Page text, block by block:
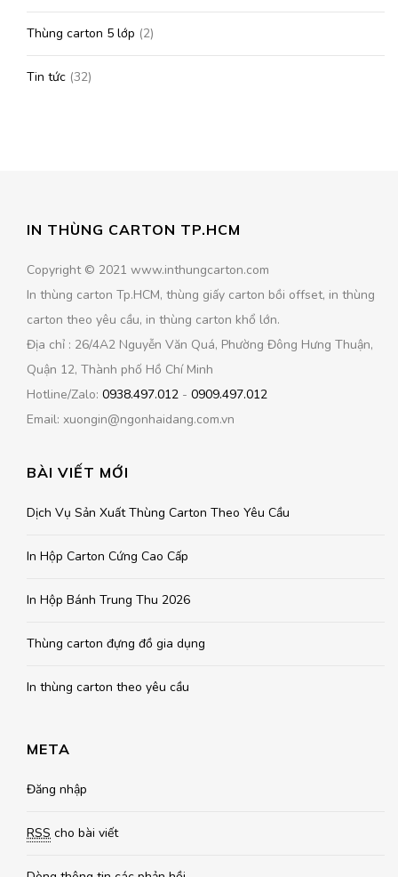
Thùng carton 5 lớp (2)
Tin tức (32)
IN THÙNG CARTON TP.HCM
Copyright © 2021 www.inthungcarton.com
In thùng carton Tp.HCM, thùng giấy carton bồi offset, in thùng
carton theo yêu cầu, in thùng carton khổ lớn.
Địa chỉ : 26/4A2 Nguyễn Văn Quá, Phường Đông Hưng Thuận,
Quận 12, Thành phố Hồ Chí Minh
Hotline/Zalo: 0938.497.012 - 0909.497.012
Email: xuongin@ngonhaidang.com.vn
BÀI VIẾT MỚI
Dịch Vụ Sản Xuất Thùng Carton Theo Yêu Cầu
In Hộp Carton Cứng Cao Cấp
In Hộp Bánh Trung Thu 2026
Thùng carton đựng đồ gia dụng
In thùng carton theo yêu cầu
META
Đăng nhập
RSS cho bài viết